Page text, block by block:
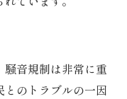
音規制は非常に重
のトラブルの一因